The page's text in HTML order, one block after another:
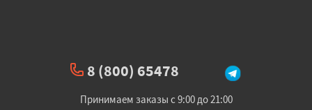
8 (800) 65478
Принимаем заказы с 9:00 до 21:00